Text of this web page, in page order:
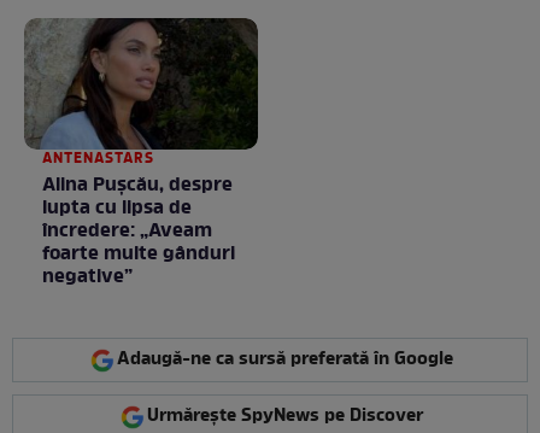
ANTENASTARS
Alina Pușcău, despre
lupta cu lipsa de
încredere: „Aveam
foarte multe gânduri
negative”
Adaugă-ne ca sursă preferată în Google
Urmărește SpyNews pe Discover